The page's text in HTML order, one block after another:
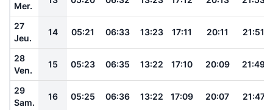
Mer.
27
Jeu.
14 05:21 06:33 13:23 17:11 20:11 21:51
28
Ven.
15 05:23 06:35 13:22 17:10 20:09 21:49
29
Sam.
16 05:25 06:36 13:22 17:09 20:07 21:47